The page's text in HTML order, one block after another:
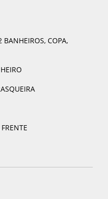
imóvel:
BANHEIROS, COPA,